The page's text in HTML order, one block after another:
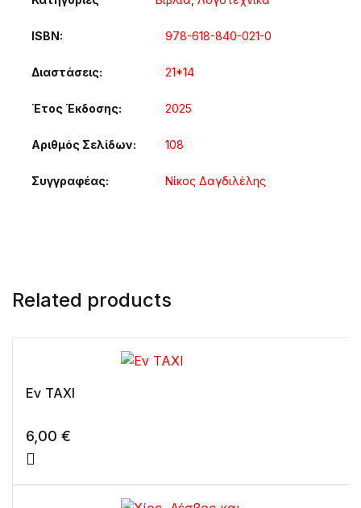
ISBN 978-618-840-021-0
Διαστάσεις 21*14
Έτος Έκδοσης 2025
Αριθμός Σελίδων 108
Συγγραφέας Νίκος Δαγδιλέλης
Related products
Εν ΤΑΧΙ
6,00 €